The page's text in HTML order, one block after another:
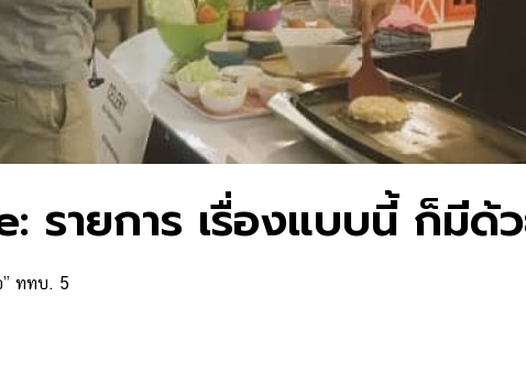
รายการ เรื่องแบบนี้ ก็มีด้
” ททบ. 5